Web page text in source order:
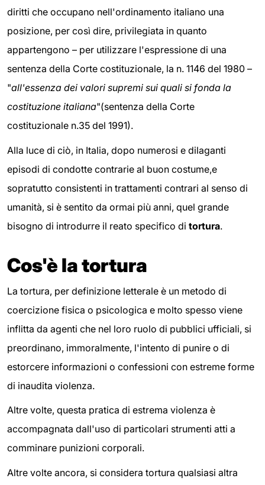
diritti che occupano nell'ordinamento italiano una
posizione, per così dire, privilegiata in quanto
appartengono – per utilizzare l'espressione di una
sentenza della Corte costituzionale, la n. 1146 del 1980 –
"all'essenza dei valori supremi sui quali si fonda la
costituzione italiana"(sentenza della Corte
costituzionale n.35 del 1991).
Alla luce di ciò, in Italia, dopo numerosi e dilaganti
episodi di condotte contrarie al buon costume,e
sopratutto consistenti in trattamenti contrari al senso di
umanità, si è sentito da ormai più anni, quel grande
bisogno di introdurre il reato specifico di tortura.
Cos'è la tortura
La tortura, per definizione letterale è un metodo di
coercizione fisica o psicologica e molto spesso viene
inflitta da agenti che nel loro ruolo di pubblici ufficiali, si
preordinano, immoralmente, l'intento di punire o di
estorcere informazioni o confessioni con estreme forme
di inaudita violenza.
Altre volte, questa pratica di estrema violenza è
accompagnata dall'uso di particolari strumenti atti a
comminare punizioni corporali.
Altre volte ancora, si considera tortura qualsiasi altra